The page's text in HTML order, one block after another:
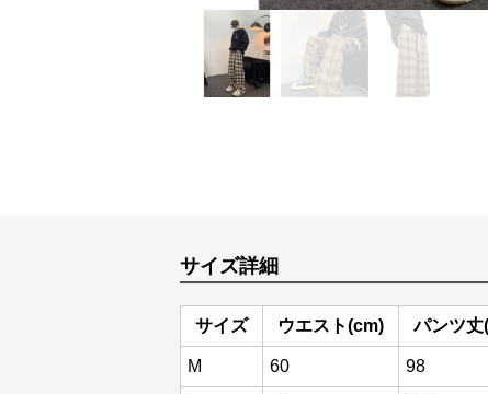
サイズ詳細
サイズ ウエスト(cm) パンツ丈
M 60 98